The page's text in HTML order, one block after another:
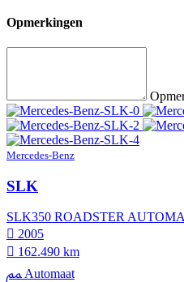
Opmerkingen
Mercedes-Benz
SLK
SLK350 ROADSTER
2005
162.490 km
Automaat